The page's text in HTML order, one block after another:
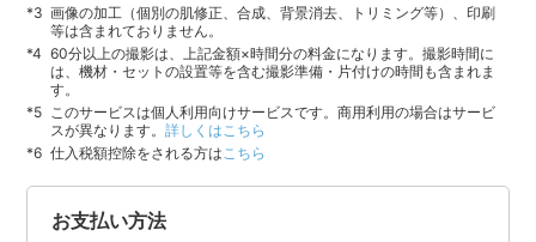
画像の加工（個別の肌修正、合成、背景消去、トリミング等）、印刷
等は含まれておりません。
60分以上の撮影は、上記金額×時間分の料金になります。撮影時間に
は、機材・セットの設置等を含む撮影準備・片付けの時間も含まれま
す。
このサービスは個人利用向けサービスです。商用利用の場合はサービ
スが異なります。詳しくはこちら
仕入税額控除をされる方は こちら
お支払い方法